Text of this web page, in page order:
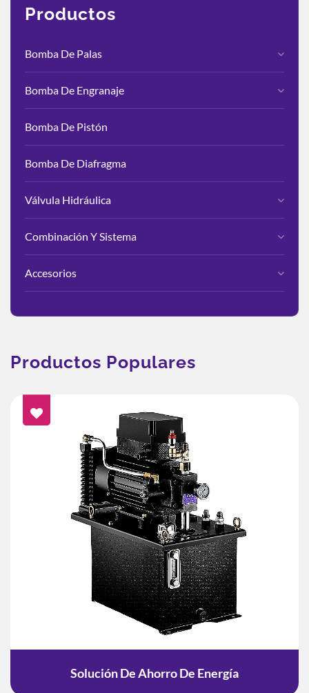
Productos
Bomba De Palas
Bomba De Engranaje
Bomba De Pistón
Bomba De Diafragma
Válvula Hidráulica
Combinación Y Sistema
Accesorios
Productos Populares
Solución De Ahorro De Energía